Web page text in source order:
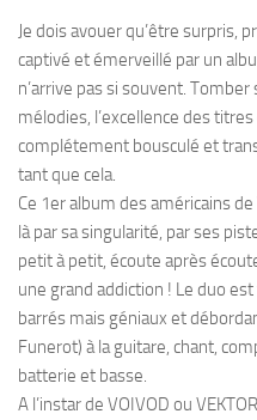
Je dois avouer qu’être surpris,
captivé et émerveillé par un
n’arrive pas si souvent.
mélodies, l’excellence des
complétement bousculé et
tant que cela.
Ce 1er album des américains
là par sa singularité, par ses
petit à petit, écoute après
une grand addiction ! Le duo
barrés mais géniaux et
Funerot) à la guitare, chant,
batterie et basse.
A l’instar de VOIVOD ou